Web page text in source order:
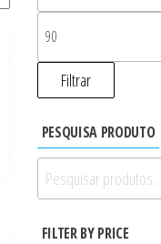
Filtrar
PESQUISA PRODUTO
Pesquisar
por:
FILTER BY PRICE